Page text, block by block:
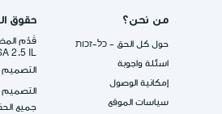
من نحن؟
حول كل الحق - כל-זכות
اسئلة واجوبة
إمكانية الوصول
سياسات الموقع
حقوق
2.5 IL.
التصميم
التصميم
جميع